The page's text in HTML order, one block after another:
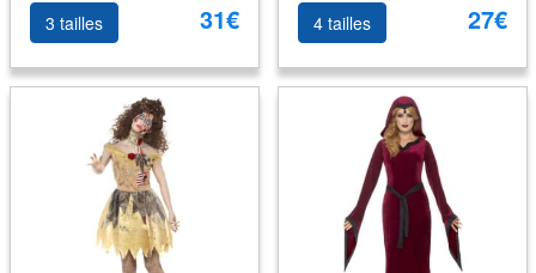
3 tailles 31€ 4 tailles 27€